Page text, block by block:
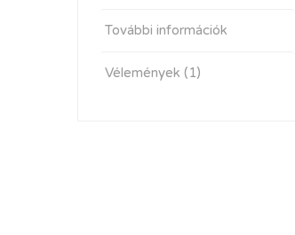
További információk
Vélemények (1)